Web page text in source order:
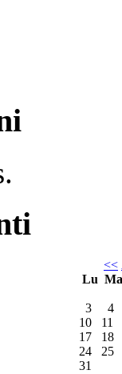
<<
Lu
3
4
10
11
17
18
24
25
31